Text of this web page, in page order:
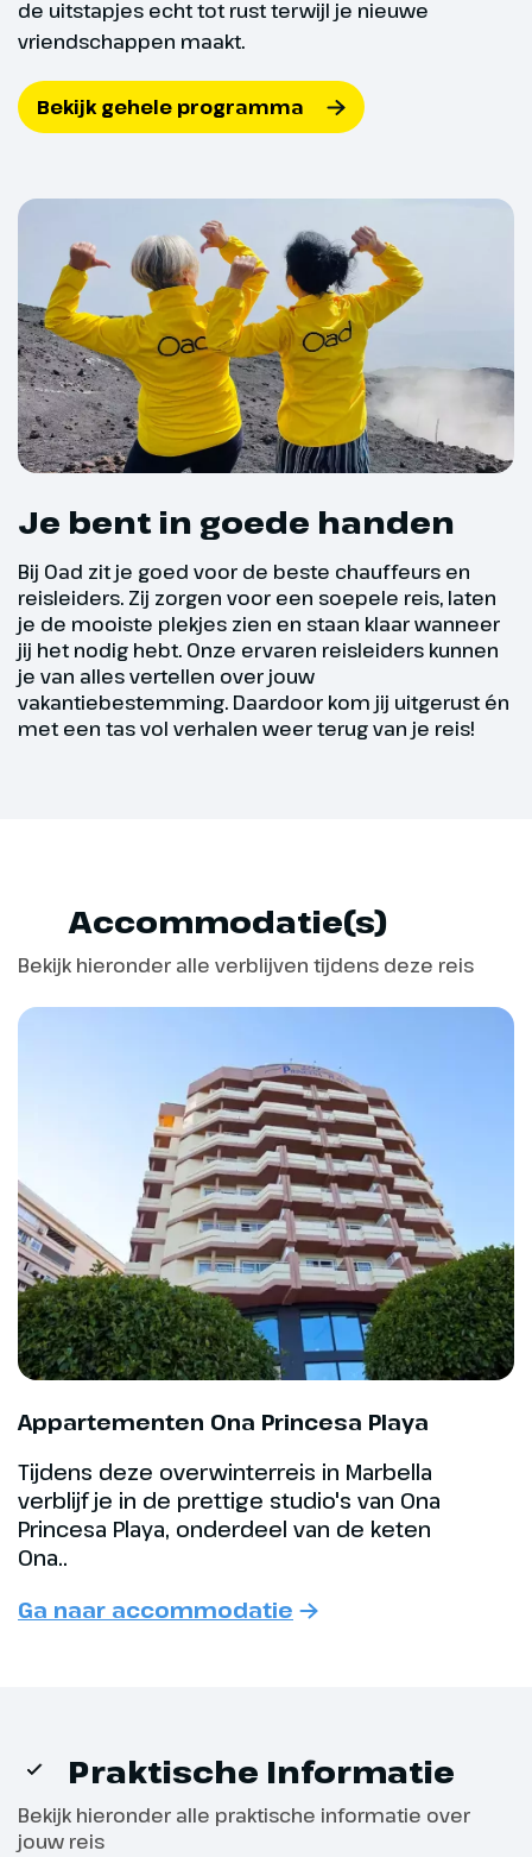
de uitstapjes echt tot rust terwijl je nieuwe
vriendschappen maakt.
Bekijk gehele programma
gaan we wekelijks naar behoefte
boodschappen doen bij de lokale
Dag 29
Naar huis
afgelopen. De reisleiding brengt
je op tijd naar de luchthaven van
Malaga en helpt je met
inchecken op de luchthaven. De
reis eindigt op Schiphol, waar je
afscheid kan nemen van de
Je bent in goede handen
Bij Oad zit je goed voor de beste chauffeurs en
reisleiders. Zij zorgen voor een soepele reis, laten
je de mooiste plekjes zien en staan klaar wanneer
jij het nodig hebt. Onze ervaren reisleiders kunnen
je van alles vertellen over jouw
vakantiebestemming. Daardoor kom jij uitgerust én
met een tas vol verhalen weer terug van je reis!
Accommodatie(s)
Bekijk hieronder alle verblijven tijdens deze reis
Appartementen Ona Princesa Playa
Tijdens deze overwinterreis in Marbella
verblijf je in de prettige studio's van Ona
Princesa Playa, onderdeel van de keten
Ona..
Ga naar accommodatie
Praktische Informatie
Bekijk hieronder alle praktische informatie over
jouw reis